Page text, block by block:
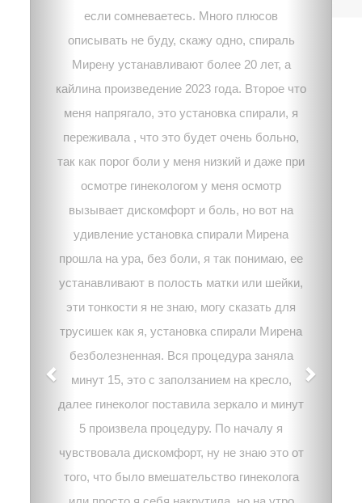
если сомневаетесь. Много плюсов
описывать не буду, скажу одно, спираль
Мирену устанавливают более 20 лет, а
кайлина произведение 2023 года. Второе что
меня напрягало, это установка спирали, я
переживала , что это будет очень больно,
так как порог боли у меня низкий и даже при
осмотре гинекологом у меня осмотр
вызывает дискомфорт и боль, но вот на
удивление установка спирали Мирена
прошла на ура, без боли, я так понимаю, ее
устанавливают в полость матки или шейки,
эти тонкости я не знаю, могу сказать для
трусишек как я, установка спирали Мирена
безболезненная. Вся процедура заняла
минут 15, это с заползанием на кресло,
далее гинеколог поставила зеркало и минут
5 произвела процедуру. По началу я
чувствовала дискомфорт, ну не знаю это от
того, что было вмешательство гинеколога